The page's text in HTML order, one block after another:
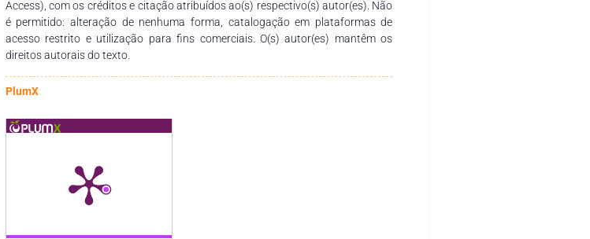
Access), com os créditos e citação atribuídos ao(s) respectivo(s) autor(es). Não
é permitido: alteração de nenhuma forma, catalogação em plataformas de
acesso restrito e utilização para fins comerciais. O(s) autor(es) mantêm os
direitos autorais do texto.
PlumX